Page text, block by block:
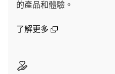
的產品和體驗。
了解更多 (open in a new